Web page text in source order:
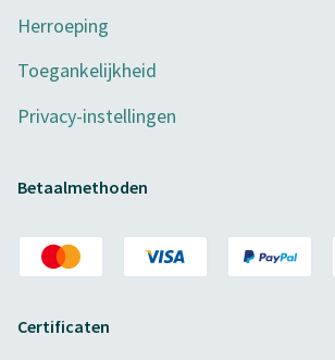
Herroeping
Toegankelijkheid
Privacy-instellingen
Betaalmethoden
Certificaten